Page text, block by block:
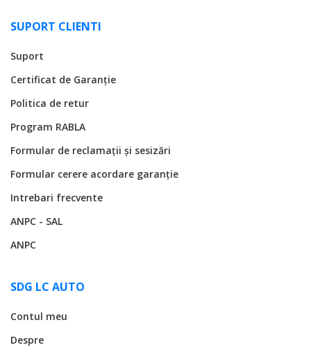
SUPORT CLIENTI
Suport
Certificat de Garanție
Politica de retur
Program RABLA
Formular de reclamații și sesizări
Formular cerere acordare garanție
Intrebari frecvente
ANPC - SAL
ANPC
SDG LC AUTO
Contul meu
Despre